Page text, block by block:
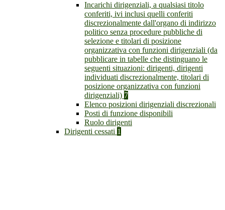
Incarichi dirigenziali, a qualsiasi titolo
conferiti, ivi inclusi quelli conferiti
discrezionalmente dall'organo di indirizzo
politico senza procedure pubbliche di
selezione e titolari di posizione
organizzativa con funzioni dirigenziali (da
pubblicare in tabelle che distinguano le
seguenti situazioni: dirigenti, dirigenti
individuati discrezionalmente, titolari di
posizione organizzativa con funzioni
dirigenziali) 7
Elenco posizioni dirigenziali discrezionali
Posti di funzione disponibili
Ruolo dirigenti
Dirigenti cessati 1